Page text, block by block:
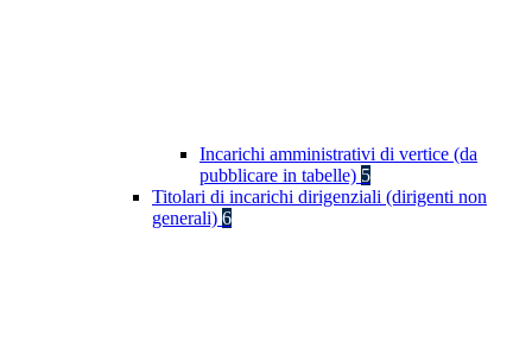
Incarichi amministrativi di vertice (da
pubblicare in tabelle) 5
Titolari di incarichi dirigenziali (dirigenti non
generali) 6